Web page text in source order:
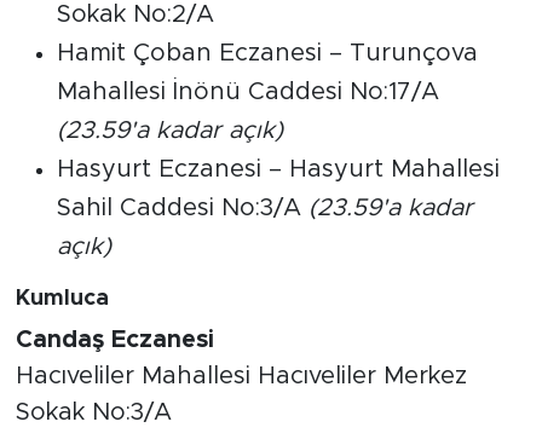
Sokak No:2/A
Hamit Çoban Eczanesi – Turunçova
Mahallesi İnönü Caddesi No:17/A
(23.59'a kadar açık)
Hasyurt Eczanesi – Hasyurt Mahallesi
Sahil Caddesi No:3/A (23.59'a kadar
açık)
Kumluca
Candaş Eczanesi
Hacıveliler Mahallesi Hacıveliler Merkez
Sokak No:3/A